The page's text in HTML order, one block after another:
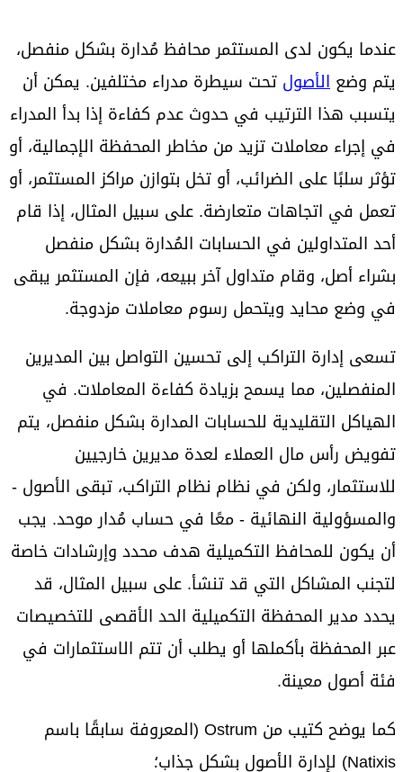
عندما يكون لدى المستثمر محافظ مُدارة بشكل منفصل،
يتم وضع الأصول تحت سيطرة مدراء مختلفين. يمكن أن
يتسبب هذا الترتيب في حدوث عدم كفاءة إذا بدأ المدراء
في إجراء معاملات تزيد من مخاطر المحفظة الإجمالية، أو
تؤثر سلبًا على الضرائب، أو تخل بتوازن مراكز المستثمر، أو
تعمل في اتجاهات متعارضة. على سبيل المثال، إذا قام
أحد المتداولين في الحسابات المُدارة بشكل منفصل
بشراء أصل، وقام متداول آخر ببيعه، فإن المستثمر يبقى
في وضع محايد ويتحمل رسوم معاملات مزدوجة.
تسعى إدارة التراكب إلى تحسين التواصل بين المديرين
المنفصلين، مما يسمح بزيادة كفاءة المعاملات. في
الهياكل التقليدية للحسابات المدارة بشكل منفصل، يتم
تفويض رأس مال العملاء لعدة مديرين خارجيين
للاستثمار، ولكن في نظام نظام التراكب، تبقى الأصول -
والمسؤولية النهائية - معًا في حساب مُدار موحد. يجب
أن يكون للمحافظ التكميلية هدف محدد وإرشادات خاصة
لتجنب المشاكل التي قد تنشأ. على سبيل المثال، قد
يحدد مدير المحفظة التكميلية الحد الأقصى للتخصيصات
عبر المحفظة بأكملها أو يطلب أن تتم الاستثمارات في
فئة أصول معينة.
كما يوضح كتيب من Ostrum (المعروفة سابقًا باسم
Natixis) لإدارة الأصول بشكل جذاب؛